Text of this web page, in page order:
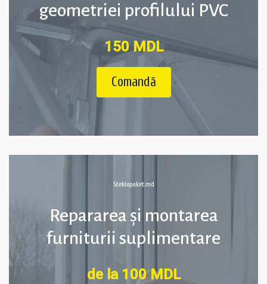
geometriei profilului PVC
150 MDL
Comandă
Steklopaket.md
Repararea și montarea
furniturii suplimentare
de la 100 MDL